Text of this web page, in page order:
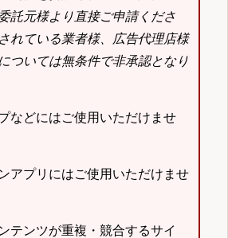
託元様より直接ご申請くださ
れている業者様、広告代理店様
ついては無条件で非承認となり
などにはご使用いただけませ
アプリにはご使用いただけませ
テンツが重複・競合するサイ